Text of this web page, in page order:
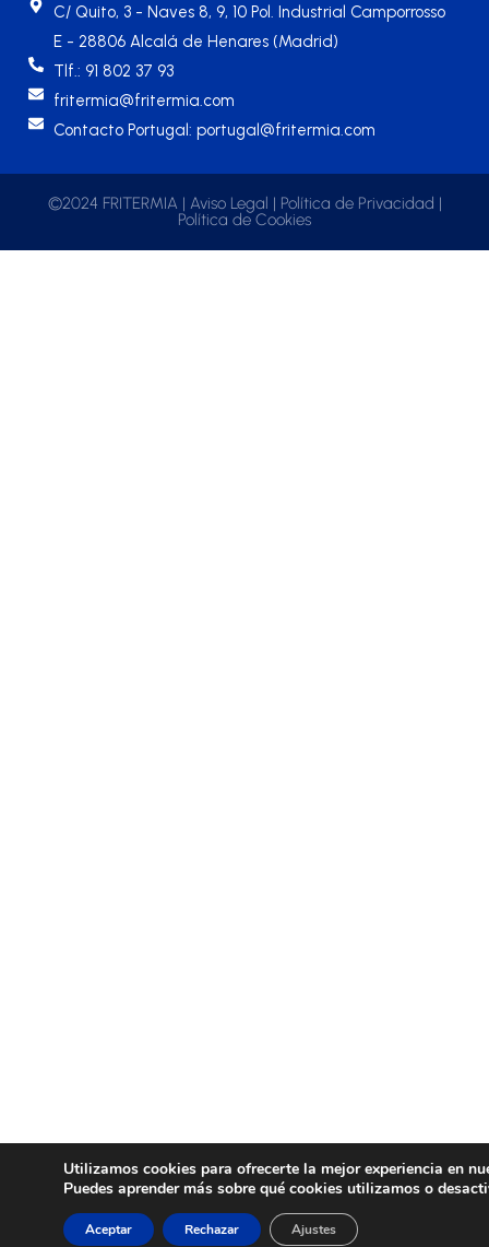
C/ Quito, 3 - Naves 8, 9, 10 Pol. Industrial Camporrosso
E - 28806 Alcalá de Henares (Madrid)
Tlf.: 91 802 37 93
fritermia@fritermia.com
Contacto Portugal: portugal@fritermia.com
©2024 FRITERMIA | Aviso Legal | Política de Privacidad |
Política de Cookies
Utilizamos cookies para ofrecerte la mejor experiencia en
Puedes aprender más sobre qué cookies utilizamos o
Aceptar Rechazar Ajustes